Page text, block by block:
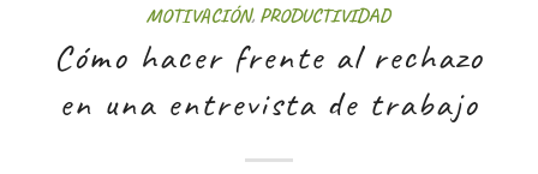
MOTIVACIÓN, PRODUCTIVIDAD
Cómo hacer frente al rechazo
en una entrevista de trabajo